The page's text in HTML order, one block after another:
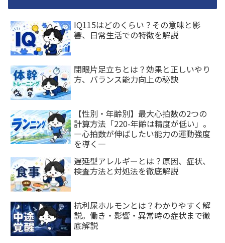
IQ115はどのくらい？その意味と影
響、日常生活での特徴を解説
閉眼片足立ちとは？効果と正しいやり
方、バランス能力向上の秘訣
【性別・年齢別】最大心拍数の2つの
計算方法「220-年齢は精度が低い」。
―心拍数が伸ばしたい能力の運動強度
を導く―
遅延型アレルギーとは？原因、症状、
検査方法と対処法を徹底解説
抗利尿ホルモンとは？わかりやすく解
説。働き・影響・異常時の症状まで徹
底解説